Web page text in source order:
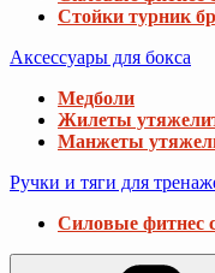
Стойки турник
Аксессуары для бокса
Медболи
Жилеты
Манжеты
Ручки и тяги для
Силовые фитнес